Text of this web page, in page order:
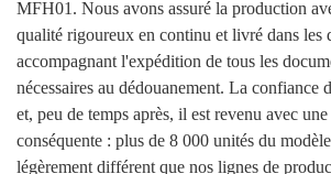
MFH01. Nous avons assuré la production
qualité rigoureux en continu et livré dans les
accompagnant l'expédition de tous les
nécessaires au dédouanement. La confiance
et, peu de temps après, il est revenu avec
conséquente : plus de 8 000 unités du
légèrement différent que nos lignes de